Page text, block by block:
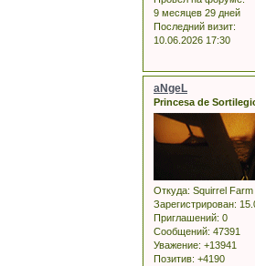
9 месяцев 29 дней
Последний визит:
10.06.2026 17:30
aNgeL
Princesa de
Откуда: Squirrel Farm
Зарегистрирован:
Приглашений: 0
Сообщений: 47391
Уважение: +13941
Позитив: +4190